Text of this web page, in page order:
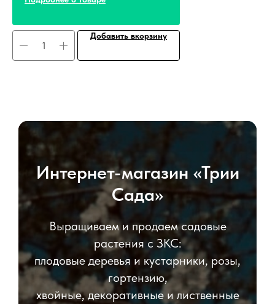
Добавить вкорзину
Интернет-магазин «Трии
Сада»
Выращиваем и продаем садовые
растения с ЗКС:
плодовые деревья и кустарники, розы,
гортензию,
хвойные, декоративные и лиственные